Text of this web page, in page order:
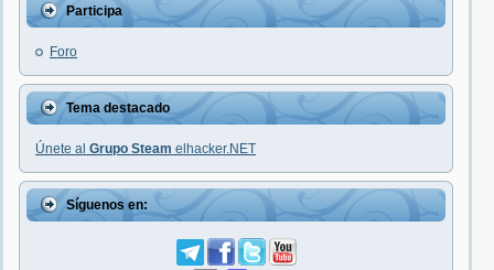
Participa
Foro
Tema destacado
Únete al Grupo Steam elhacker.NET
Síguenos en: